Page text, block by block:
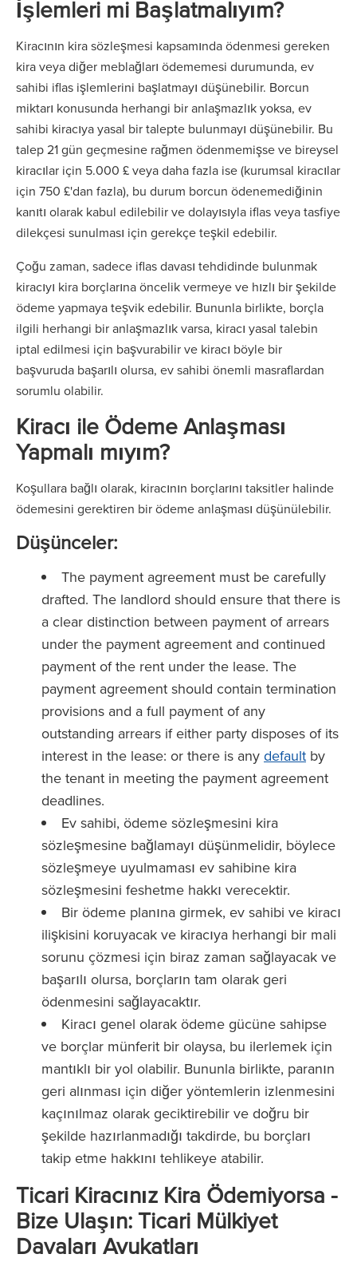
İşlemleri mi Başlatmalıyım?
Kiracının kira sözleşmesi kapsamında ödenmesi gereken
kira veya diğer meblağları ödememesi durumunda, ev
sahibi iflas işlemlerini başlatmayı düşünebilir. Borcun
miktarı konusunda herhangi bir anlaşmazlık yoksa, ev
sahibi kiracıya yasal bir talepte bulunmayı düşünebilir. Bu
talep 21 gün geçmesine rağmen ödenmemişse ve bireysel
kiracılar için 5.000 £ veya daha fazla ise (kurumsal kiracılar
için 750 £'dan fazla), bu durum borcun ödenemediğinin
kanıtı olarak kabul edilebilir ve dolayısıyla iflas veya tasfiye
dilekçesi sunulması için gerekçe teşkil edebilir.
Çoğu zaman, sadece iflas davası tehdidinde bulunmak
kiracıyı kira borçlarına öncelik vermeye ve hızlı bir şekilde
ödeme yapmaya teşvik edebilir. Bununla birlikte, borçla
ilgili herhangi bir anlaşmazlık varsa, kiracı yasal talebin
iptal edilmesi için başvurabilir ve kiracı böyle bir
başvuruda başarılı olursa, ev sahibi önemli masraflardan
sorumlu olabilir.
Kiracı ile Ödeme Anlaşması
Yapmalı mıyım?
Koşullara bağlı olarak, kiracının borçlarını taksitler halinde
ödemesini gerektiren bir ödeme anlaşması düşünülebilir.
Düşünceler:
The payment agreement must be carefully
drafted. The landlord should ensure that there is
a clear distinction between payment of arrears
under the payment agreement and continued
payment of the rent under the lease. The
payment agreement should contain termination
provisions and a full payment of any
outstanding arrears if either party disposes of its
interest in the lease: or there is any default by
the tenant in meeting the payment agreement
deadlines.
Ev sahibi, ödeme sözleşmesini kira
sözleşmesine bağlamayı düşünmelidir, böylece
sözleşmeye uyulmaması ev sahibine kira
sözleşmesini feshetme hakkı verecektir.
Bir ödeme planına girmek, ev sahibi ve kiracı
ilişkisini koruyacak ve kiracıya herhangi bir mali
sorunu çözmesi için biraz zaman sağlayacak ve
başarılı olursa, borçların tam olarak geri
ödenmesini sağlayacaktır.
Kiracı genel olarak ödeme gücüne sahipse
ve borçlar münferit bir olaysa, bu ilerlemek için
mantıklı bir yol olabilir. Bununla birlikte, paranın
geri alınması için diğer yöntemlerin izlenmesini
kaçınılmaz olarak geciktirebilir ve doğru bir
şekilde hazırlanmadığı takdirde, bu borçları
takip etme hakkını tehlikeye atabilir.
Ticari Kiracınız Kira Ödemiyorsa -
Bize Ulaşın: Ticari Mülkiyet
Davaları Avukatları